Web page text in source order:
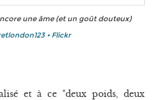
une âme (et un goût douteux)
• Flickr
et à ce "deux poids, deux